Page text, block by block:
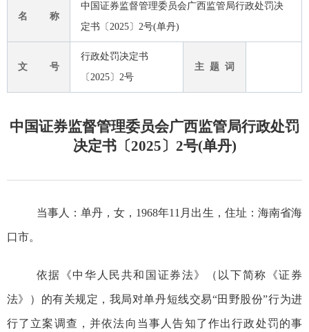
名 称
中国证券监督管理委员会广西监管局行政处罚决
定书〔2025〕2号(单丹)
文 号
行政处罚决定书
〔2025〕2号
主 题 词
中国证券监督管理委员会广西监管局行政处罚
决定书〔2025〕2号(单丹)
当事人： 单丹，女， 1968年11月 出生， 住址：海南省海
口市。
依据《中华人民共和国证券法》（以下简称《证券
法》）的有关规定，我局对单丹短线交易“田野股份”行为进
行了立案调查，并依法向当事人告知了作出行政处罚的事